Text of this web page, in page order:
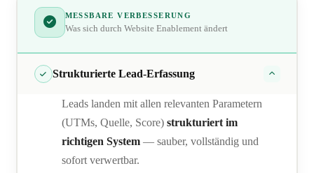
Der Vertrieb telefoniert irrelevante Leads ab
MESSBARE VERBESSERUNG
Was sich durch Website Enablement ändert
Strukturierte Lead-Erfassung
Leads landen mit allen relevanten Parametern
(UTMs, Quelle, Score)strukturiert im
richtigen System — sauber, vollständig und
sofort verwertbar.